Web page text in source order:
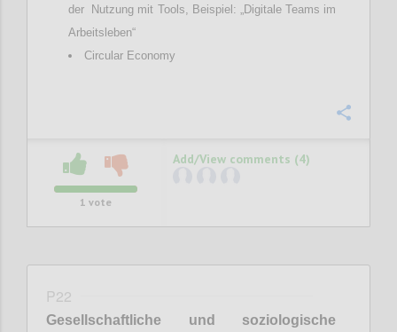
der Nutzung mit Tools, Beispiel: „Digitale Teams im
Arbeitsleben“
Circular Economy
1 vote
Add/View comments (4)
P22
Gesellschaftliche und soziologische